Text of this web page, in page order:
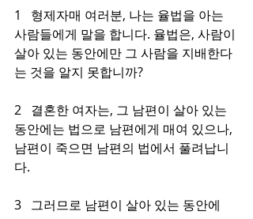
1   형제자매 여러분, 나는 율법을 아는
사람들에게 말을 합니다. 율법은, 사람이
살아 있는 동안에만 그 사람을 지배한다
는 것을 알지 못합니까?
2   결혼한 여자는, 그 남편이 살아 있는
동안에는 법으로 남편에게 매여 있으나,
남편이 죽으면 남편의 법에서 풀려납니
다.
3   그러므로 남편이 살아 있는 동안에